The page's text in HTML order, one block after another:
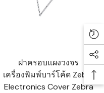
ฝาครอบแผงวงจร
เครื่องพิมพ์บาร์โค้ด Zebra
Electronics Cover Zebra